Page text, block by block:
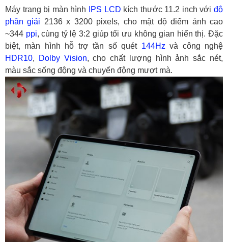
Máy trang bị màn hình IPS LCD kích thước 11.2 inch vớiđộ
phân giải 2136 x 3200 pixels, cho mật độ điểm ảnh cao
~344 ppi, cùng tỷ lệ 3:2 giúp tối ưu không gian hiển thị. Đặc
biệt, màn hình hỗ trợ tần số quét 144Hz và công nghệ
HDR10, Dolby Vision, cho chất lượng hình ảnh sắc nét,
màu sắc sống động và chuyển động mượt mà.